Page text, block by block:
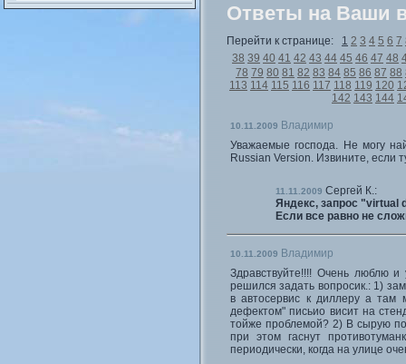
Ответы на Ваши
Перейти к странице: 1 2 3 4 5 6 7
38 39 40 41 42 43 44 45 46 47 48
78 79 80 81 82 83 84 85 86 87 88
113 114 115 116 117 118 119 120
142 143 144
10.11.2009 Владимир
Уважаемые господа. Не могу
Russian Version. Извините, если
11.11.2009 Сергей К.:
Яндекс, запрос "virtual
Если все равно не
10.11.2009 Владимир
Здравствуйте!!!! Очень люблю
решился задать вопросик.: 1)
в автосервис к диллеру а там
дефектом" письио висит на
тойже проблемой? 2) В сырую
при этом гаснут
периодически, когда на улице